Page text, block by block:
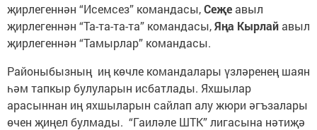
җирлегеннән “Исемсез” командасы,Сеҗеавыл
җирлегеннән “Та-та-та-та” командасы,Яңа Кырлайавыл
җирлегеннән “Тамырлар” командасы.
Районыбызның иң көчле командалары үзләренең шаян
һәм тапкыр булуларын исбатлады. Яхшылар
арасыннан иң яхшыларын сайлап алу жюри әгъзалары
өчен җиңел булмады. “Гаиләле ШТК” лигасына нәтиҗә